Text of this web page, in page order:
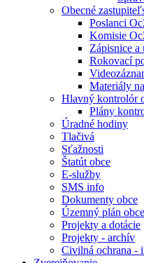
Obecné
Poslanci
Komisie
Zápisnice a
Rokovací
Materiály
Hlavný kontrolór
Plány
Úradné hodiny
Tlačivá
Sťažnosti
Štatút obce
E-služby
SMS info
Dokumenty obce
Územný plán obce
Projekty a dotácie
Projekty - archív
Civilná ochrana -